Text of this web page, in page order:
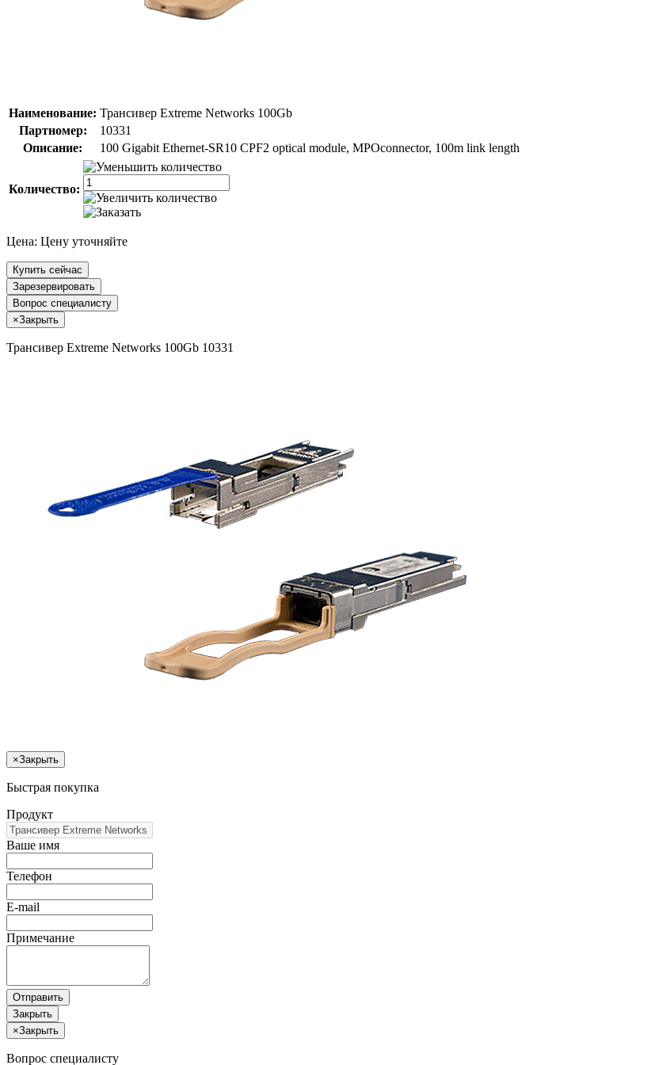
Наименование: Трансивер Extreme Networks 100Gb
Партномер:
10331
Описание:
100 Gigabit Ethernet-SR10 CPF2 optical module, MPOconnector, 100m link length
Количество:
Цена: Цену уточняйте
Купить сейчас
Зарезервировать
Вопрос специалисту
×Закрыть
Трансивер Extreme Networks 100Gb 10331
×Закрыть
Быстрая покупка
Продукт
Ваше имя
Телефон
E-mail
Примечание
Отправить
Закрыть
×Закрыть
Вопрос специалисту